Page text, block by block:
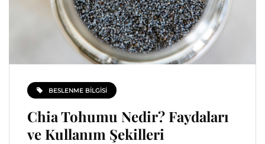
BESLENME BILGISI
Chia Tohumu Nedir? Faydaları
ve Kullanım Şekilleri